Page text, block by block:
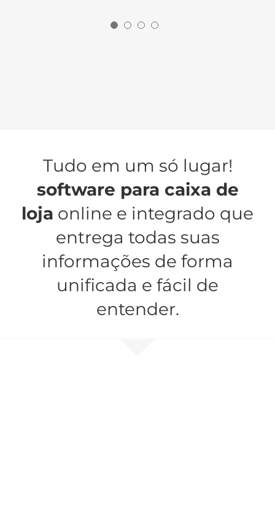
Tudo em um só lugar!
software para caixa de
loja online e integrado que
entrega todas suas
informações de forma
unificada e fácil de
entender.